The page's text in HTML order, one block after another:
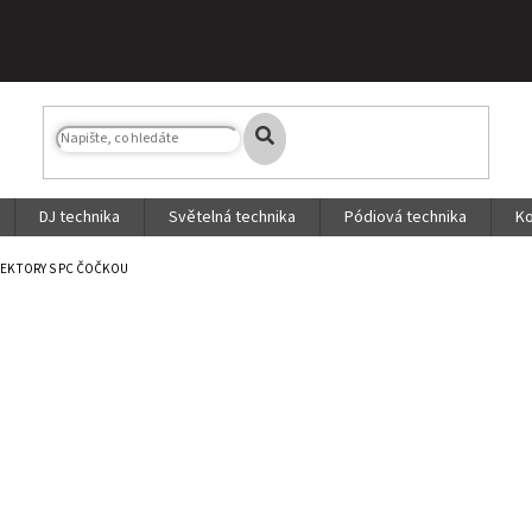
DJ technika Světelná technika Pódiová technika
S PC ČOČKOU